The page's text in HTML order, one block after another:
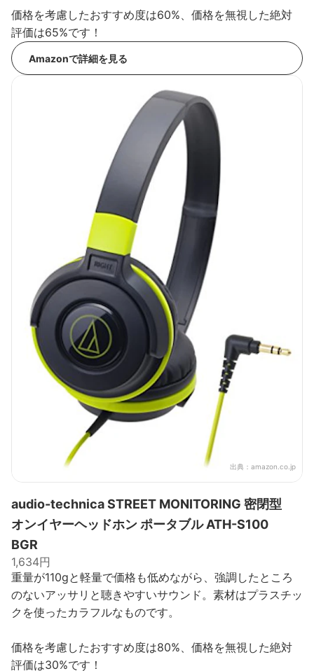
価格を考慮したおすすめ度は60%、価格を無視した絶対
評価は65%です！
Amazonで詳細を見る
出典： amazon.co.jp
audio-technica STREET MONITORING 密閉型
オンイヤーヘッドホン ポータブル ATH-S100
BGR
1,634円
重量が110gと軽量で価格も低めながら、強調したところ
のないアッサリと聴きやすいサウンド。素材はプラスチッ
クを使ったカラフルなものです。
価格を考慮したおすすめ度は80%、価格を無視した絶対
評価は30%です！